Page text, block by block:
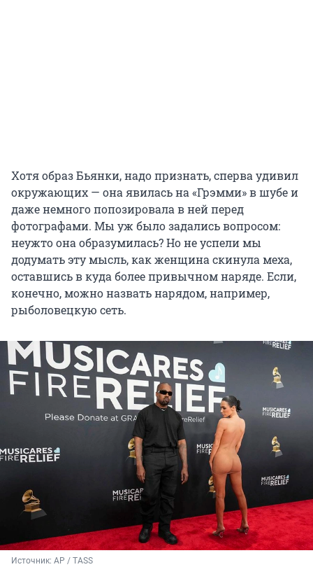
Хотя образ Бьянки, надо признать, сперва удивил
окружающих — она явилась на «Грэмми» в шубе и
даже немного попозировала в ней перед
фотографами. Мы уж было задались вопросом:
неужто она образумилась? Но не успели мы
додумать эту мысль, как женщина скинула меха,
оставшись в куда более привычном наряде. Если,
конечно, можно назвать нарядом, например,
рыболовецкую сеть.
Источник: AP / TASS